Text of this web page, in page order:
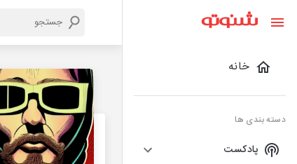
خانه
دسته بندی ها
پادکست